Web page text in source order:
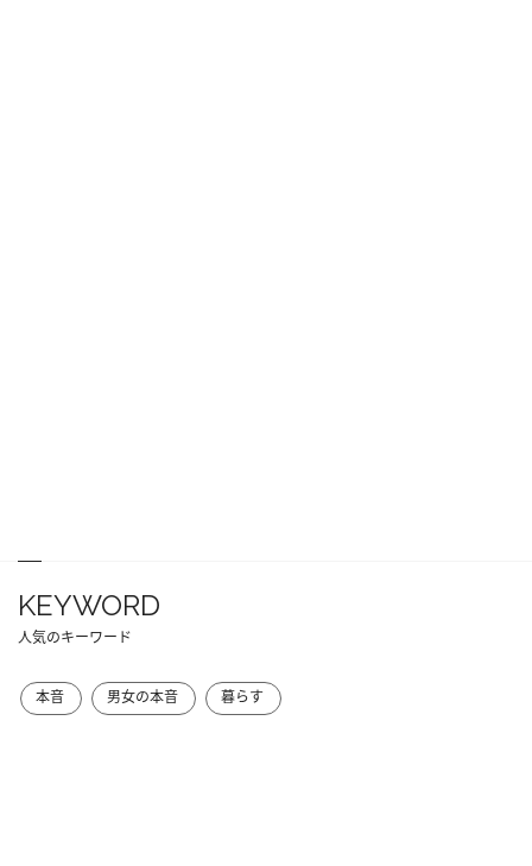
KEYWORD
人気のキーワード
本音 男女の本音 暮らす